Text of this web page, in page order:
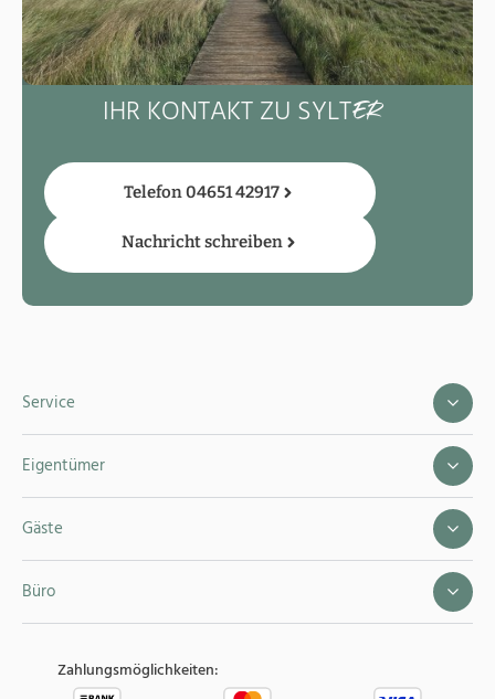
IHR KONTAKT ZU SYLT
Telefon 04651 42917
Nachricht schreiben
Service
Eigentümer
Gäste
Büro
Zahlungsmöglichkeiten: